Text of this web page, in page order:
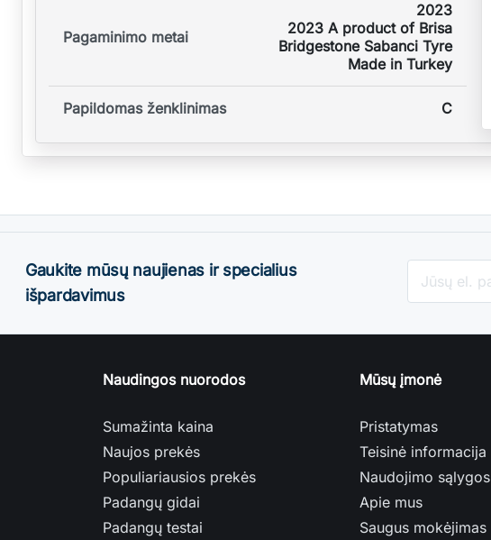
Pagaminimo metai
2023
2023 A product of Brisa
Bridgestone Sabanci Tyre
Made in Turkey
Papildomas ženklinimas C
Gaukite mūsų naujienas ir specialius
išpardavimus
Naudingos nuorodos
Sumažinta kaina
Naujos prekės
Populiariausios prekės
Padangų gidai
Padangų testai
Mūsų įmonė
Pristatymas
Teisinė informacija
Naudojimo sąlygos
Apie mus
Saugus mokėjimas